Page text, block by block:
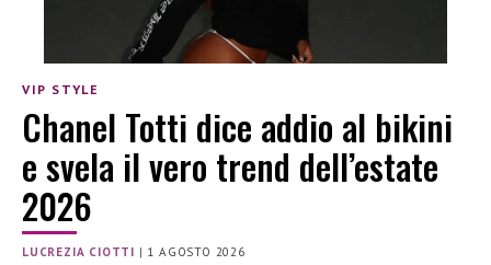
VIP STYLE
Chanel Totti dice addio al bikini
e svela il vero trend dell’estate
2026
LUCREZIA CIOTTI | 1 AGOSTO 2026